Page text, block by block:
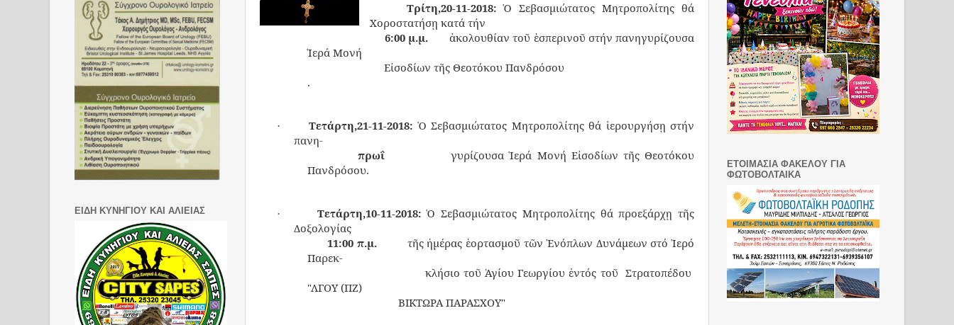
Τρίτη,20-11-2018:Ὁ Σεβασμιώτατος Μητροπολίτης θά
Χοροστατήσῃ κατά τήν
6:00 μ.μ.
ἀκολουθίαν τοῦ ἑσπερινοῦ στήν πανηγυρίζουσα
Ἱερά Μονή
Εἰσοδίων τῆς Θεοτόκου Πανδρόσου
.
· Τετάρτη,21-11-2018:Ὁ Σεβασμιώτατος Μητροπολίτης θά ἱερουργήσῃ στήν
πανη-
πρωΐ
γυρίζουσα Ἱερά Μονή Εἰσοδίων τῆς Θεοτόκου
Πανδρόσου.
· Τετάρτη,10-11-2018:Ὁ Σεβασμιώτατος Μητροπολίτης θά προεξάρχῃ τῆς
Δοξολογίας
11:00 π.μ.
τῆς ἡμέρας ἑορτασμοῦ τῶν Ἐνόπλων Δυνάμεων στό Ἱερό
Παρεκ-
κλήσιο τοῦ Ἁγίου Γεωργίου ἐντός τοῦ Στρατοπέδου
"ΛΓΟΥ (ΠΖ)
ΒΙΚΤΩΡΑ ΠΑΡΑΣΧΟΥ"
ΕΙΔΗ ΚΥΝΗΓΙΟΥ ΚΑΙ ΑΛΙΕΙΑΣ
ΕΤΟΙΜΑΣΙΑ ΦΑΚΕΛΟΥ ΓΙΑ
ΦΩΤΟΒΟΛΤΑΙΚΑ